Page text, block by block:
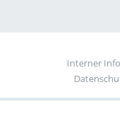
Interner